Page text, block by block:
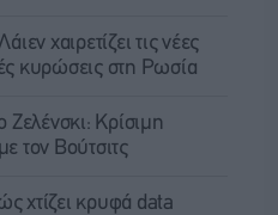
χαιρετίζει τις νέες
κυρώσεις στη Ρωσία
Ζελένσκι: Κρίσιμη
τον Βούτσιτς
χτίζει κρυφά data